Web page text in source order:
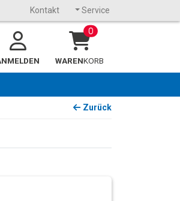
Kontakt Service
0
WARENKORB
Zurück